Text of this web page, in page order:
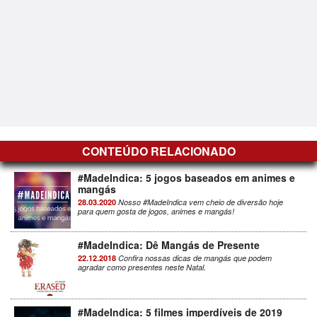
CONTEÚDO RELACIONADO
#MadeIndica: 5 jogos baseados em animes e
mangás
28.03.2020 Nosso #MadeIndica vem cheio de diversão hoje
para quem gosta de jogos, animes e mangás!
#MadeIndica: Dê Mangás de Presente
22.12.2018 Confira nossas dicas de mangás que podem
agradar como presentes neste Natal.
#MadeIndica: 5 filmes imperdíveis de 2019